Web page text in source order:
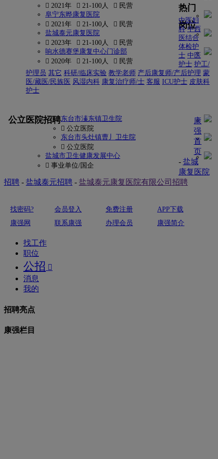
 2021年
 21-100人
 民营
阜宁东晔康复医院
 2021年
 21-100人
 民营
盐城泰元康复医院
 2023年
 21-100人
 民营
响水德赛堡康复中心门诊部
 2020年
 21-100人  民营
热门
岗位
中医妇
科 中西
医结合
体检护
士 中医
护士 护工/
护理员 其它 科研/临床实验 教学老师 产后康复师/产后护理 蒙
医/藏医/民族医 风湿内科 康复治疗师/士 客服 ICU护士 皮肤科
护士
公立医院招聘东台市溱东镇卫生院
 公立医院
东台市头灶镇曹丿卫生院
 公立医院
盐城市卫生健康发展中心
 事业单位/国企
康
强
首
页
- 盐城
康复医院
招聘 - 盐城泰元招聘 - 盐城泰元康复医院有限公司招聘
找密码? 会员登入 免费注册
APP下载
康强网
联系康强 办理会员 康强简介
找工作
职位
公招 
消息
我的
招聘亮点
康强栏目